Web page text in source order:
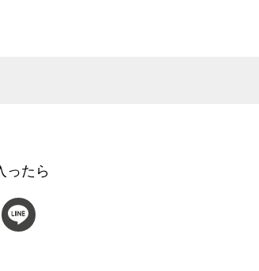
ったら
星のお気に入り